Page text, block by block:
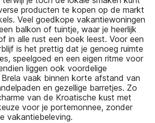
producten te kopen op de markt
Veel goedkope vakantiewoningen
balkon of tuintje, waar je heerlijk
in alle rust een boek leest. Voor een
is het prettig dat je genoeg ruimte
speelgoed en een eigen ritme voor
liggen ook voordelige
vaak binnen korte afstand van
en gezellige barretjes. Zo
van de Kroatische kust met
voor je portemonnee, zonder
vakantiebeleving.